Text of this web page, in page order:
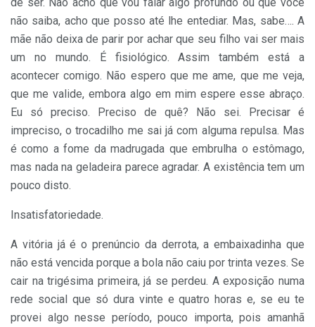
não saiba, acho que posso até lhe entediar. Mas, sabe…. A
mãe não deixa de parir por achar que seu filho vai ser mais
um no mundo. É fisiológico. Assim também está a
acontecer comigo. Não espero que me ame, que me veja,
que me valide, embora algo em mim espere esse abraço.
Eu só preciso. Preciso de quê? Não sei. Precisar é
impreciso, o trocadilho me sai já com alguma repulsa. Mas
é como a fome da madrugada que embrulha o estômago,
mas nada na geladeira parece agradar. A existência tem um
pouco disto.
Insatisfatoriedade.
A vitória já é o prenúncio da derrota, a embaixadinha que
não está vencida porque a bola não caiu por trinta vezes. Se
cair na trigésima primeira, já se perdeu. A exposição numa
rede social que só dura vinte e quatro horas e, se eu te
provei algo nesse período, pouco importa, pois amanhã